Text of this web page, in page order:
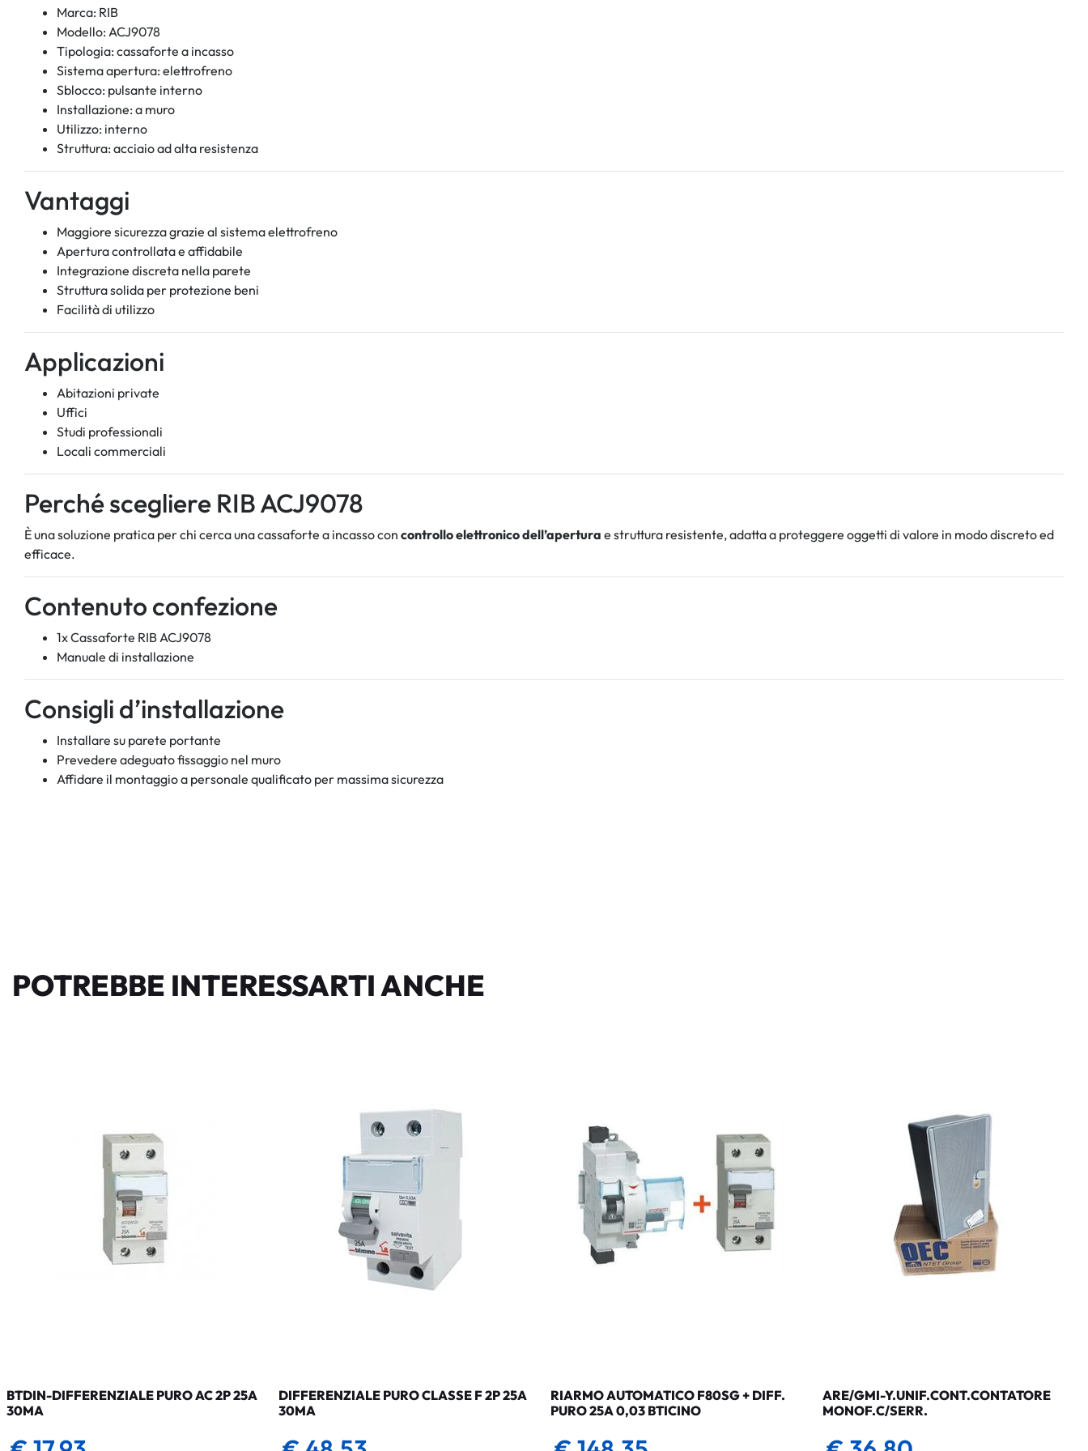
Marca: RIB
Modello: ACJ9078
Tipologia: cassaforte a incasso
Sistema apertura: elettrofreno
Sblocco: pulsante interno
Installazione: a muro
Utilizzo: interno
Struttura: acciaio ad alta resistenza
Vantaggi
Maggiore sicurezza grazie al sistema elettrofreno
Apertura controllata e affidabile
Integrazione discreta nella parete
Struttura solida per protezione beni
Facilità di utilizzo
Applicazioni
Abitazioni private
Uffici
Studi professionali
Locali commerciali
Perché scegliere RIB ACJ9078
È una soluzione pratica per chi cerca una cassaforte a incasso con controllo elettronico dell’apertura e struttura resistente, adatta a proteggere oggetti di valore in modo discreto ed
efficace.
Contenuto confezione
1x Cassaforte RIB ACJ9078
Manuale di installazione
Consigli d’installazione
Installare su parete portante
Prevedere adeguato fissaggio nel muro
Affidare il montaggio a personale qualificato per massima sicurezza
POTREBBE INTERESSARTI ANCHE
BTDIN-DIFFERENZIALE PURO AC 2P 25A
30MA
DIFFERENZIALE PURO CLASSE F 2P 25A
30MA
RIARMO AUTOMATICO F80SG + DIFF.
PURO 25A 0,03 BTICINO
ARE/GMI-Y.UNIF.CONT.CONTATORE
MONOF.C/SERR.